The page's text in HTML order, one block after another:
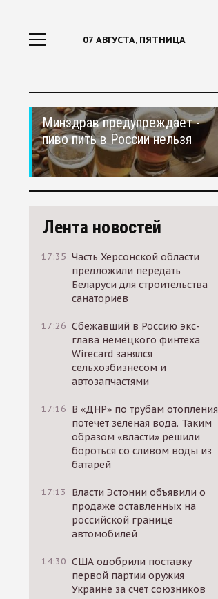
07 АВГУСТА, ПЯТНИЦА
Минздрав предупреждает -
пиво пить в России нельзя
Лента новостей
17:35 Часть Херсонской области
предложили передать
Беларуси для строительства
санаториев
17:26 Сбежавший в Россию экс-
глава немецкого финтеха
Wirecard занялся
сельхозбизнесом и
автозапчастями
17:16 В «ДНР» по трубам отопления
потечет зеленая вода. Таким
образом «власти» решили
бороться со сливом воды из
батарей
17:13
Власти Эстонии объявили о
продаже оставленных на
российской границе
автомобилей
14:30 США одобрили поставку
первой партии оружия
Украине за счет союзников